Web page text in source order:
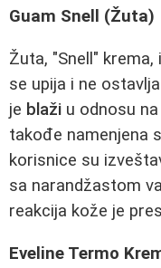
Guam Snell (Žuta)
Žuta, "Snell" krema,
se upija i ne
je blaži u odnosu
takođe namenjena
korisnice su
sa narandžastom
reakcija kože je
Eveline Termo